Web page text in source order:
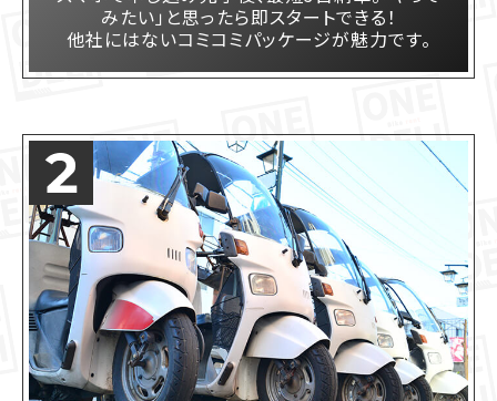
みたい」と思ったら即スタートできる！
他社にはないコミコミパッケージが魅力です。